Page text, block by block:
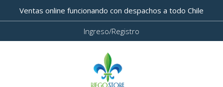
Ventas online funcionando con despachos a todo Chile
Ingreso/Registro